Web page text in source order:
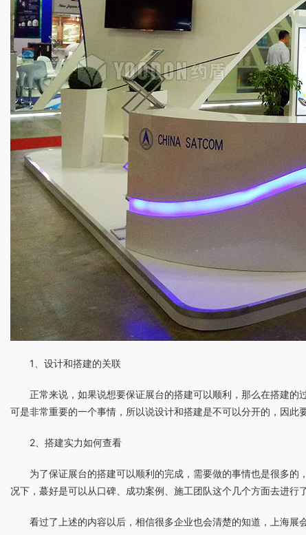
1、设计和搭建的关联
正常来说，如果说想要保证展台的搭建可以顺利，那么在搭建
可是非常重要的一个事情，所以说设计和搭建是不可以分开的，因此
2、搭建实力如何查看
为了保证展台的搭建可以顺利的完成，需要做的事情也是很多
况下，蕞好是可以从口碑、成功案例、施工团队这个几个方面去进行
看过了上述的内容以后，相信很多企业也会清楚的知道，上海展